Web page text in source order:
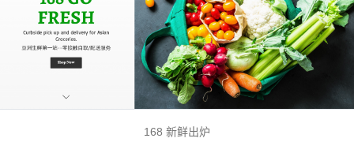
168 新鲜出炉